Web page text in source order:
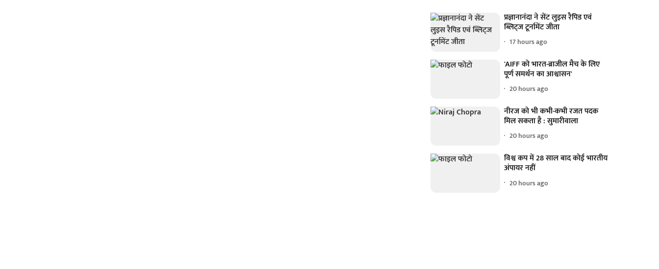
प्रज्ञानानंदा ने सेंट लुइस रैपिड एवं
ब्लिट्ज टूर्नामेंट जीता
17 hours ago
'AIFF को भारत-ब्राजील मैच के लिए
पूर्ण समर्थन का आश्वासन'
20 hours ago
नीरज को भी कभी-कभी रजत पदक
मिल सकता है : सुमारीवाला
20 hours ago
विश्व कप में 28 साल बाद कोई भारतीय
अंपायर नहीं
20 hours ago